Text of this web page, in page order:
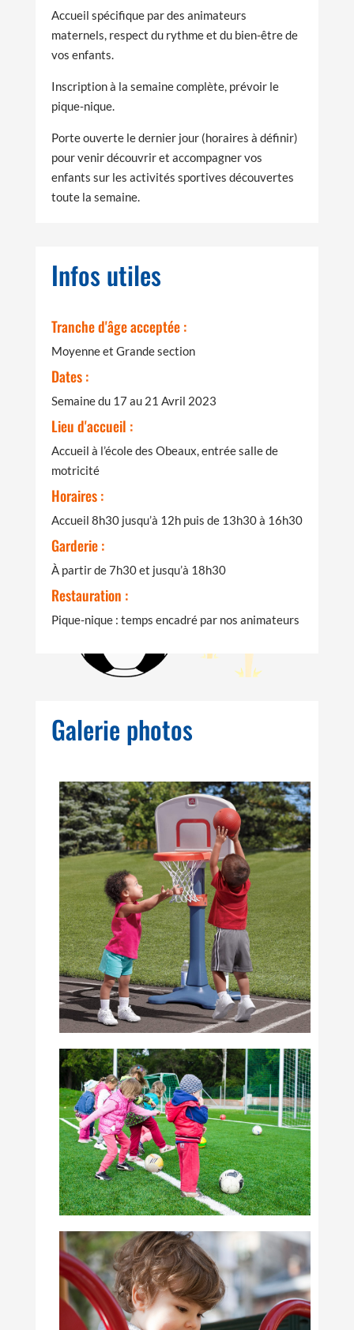
Accueil spécifique par des animateurs
maternels, respect du rythme et du bien-être de
vos enfants.
Inscription à la semaine complète, prévoir le
pique-nique.
Porte ouverte le dernier jour (horaires à définir)
pour venir découvrir et accompagner vos
enfants sur les activités sportives découvertes
toute la semaine.
Infos utiles
Tranche d'âge acceptée :
Moyenne et Grande section
Dates :
Semaine du 17 au 21 Avril 2023
Lieu d'accueil :
Accueil à l’école des Obeaux, entrée salle de
motricité
Horaires :
Accueil 8h30 jusqu’à 12h puis de 13h30 à 16h30
Garderie :
À partir de 7h30 et jusqu’à 18h30
Restauration :
Pique-nique : temps encadré par nos animateurs
Galerie photos